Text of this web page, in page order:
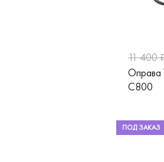
11 400
Оправа
C800
ПОД ЗАКАЗ